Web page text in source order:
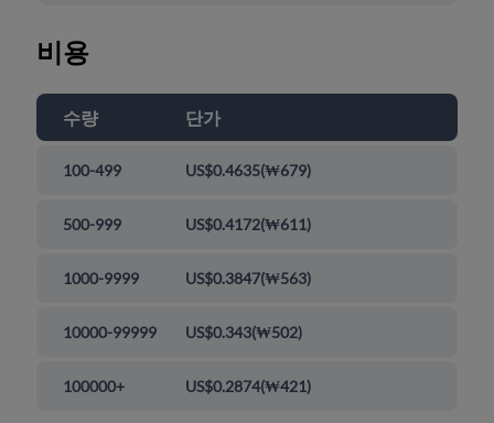
비용
수량 단가
100-499 US$0.4635(₩679)
500-999 US$0.4172(₩611)
1000-9999 US$0.3847(₩563)
10000-99999 US$0.343(₩502)
100000+ US$0.2874(₩421)